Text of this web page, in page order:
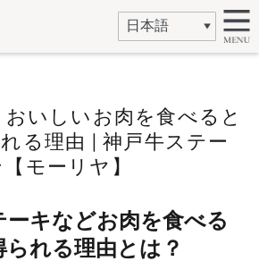
いしいお肉を食べると
る理由 | 神戸牛ステー
モーリヤ】
ーキなどお肉を食べる
られる理由とは？